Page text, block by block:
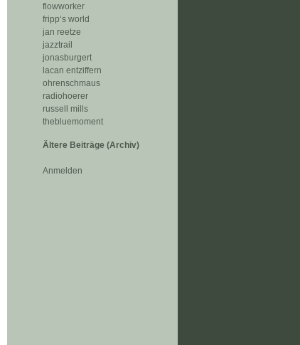
flowworker
fripp‘s world
jan reetze
jazztrail
jonasburgert
lacan entziffern
ohrenschmaus
radiohoerer
russell mills
thebluemoment
Ältere Beiträge (Archiv)
Anmelden